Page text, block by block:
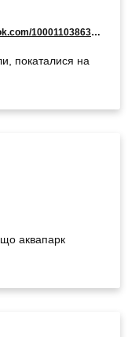
https://www.facebook.com/100011038637737
покаталися на
аквапарк